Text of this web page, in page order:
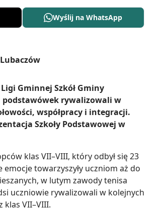
Wyślij na WhatsApp
Gminnej Szkół Gminy
podstawówek rywalizowali w
współpracy i integracji.
Szkoły Podstawowej w
klas VII–VIII, który odbył się 23
towarzyszyły uczniom aż do
w lutym zawody tenisa
uczniowie rywalizowali w kolejnych
klas VII–VIII.